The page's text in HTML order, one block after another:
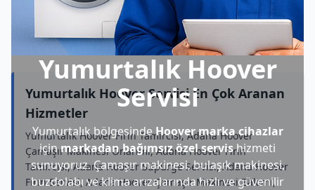
Yumurtalık Hoover
Servisi
Yumurtalık bölgesindeHoover marka cihazlar
içinmarkadan bağımsız özel servishizmeti
sunuyoruz. Çamaşır makinesi, bulaşık makinesi,
buzdolabı ve klima arızalarında hızlı ve güvenilir
Yumurtalık Hoover Servisi En Çok Aranan
Hizmetler
Yumurtalık Hoover Fırın Tamircisi, Adana Hoover
Çamaşır Makinesi Onarımı, Adana Hoover Fırın
Tamircisi, Adana Hoover Süpürge Servisi, Adana Hoover
Fırın Servisi, Adana Hoover Çamaşır Makinesi Bakımı,